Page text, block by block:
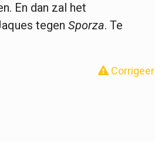
En dan zal het
tegen Sporza. Te
Corrigeer